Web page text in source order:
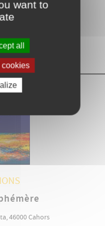
46000 Cahors
20
SEP 2026
46000 Cahors
want to
all
cookies